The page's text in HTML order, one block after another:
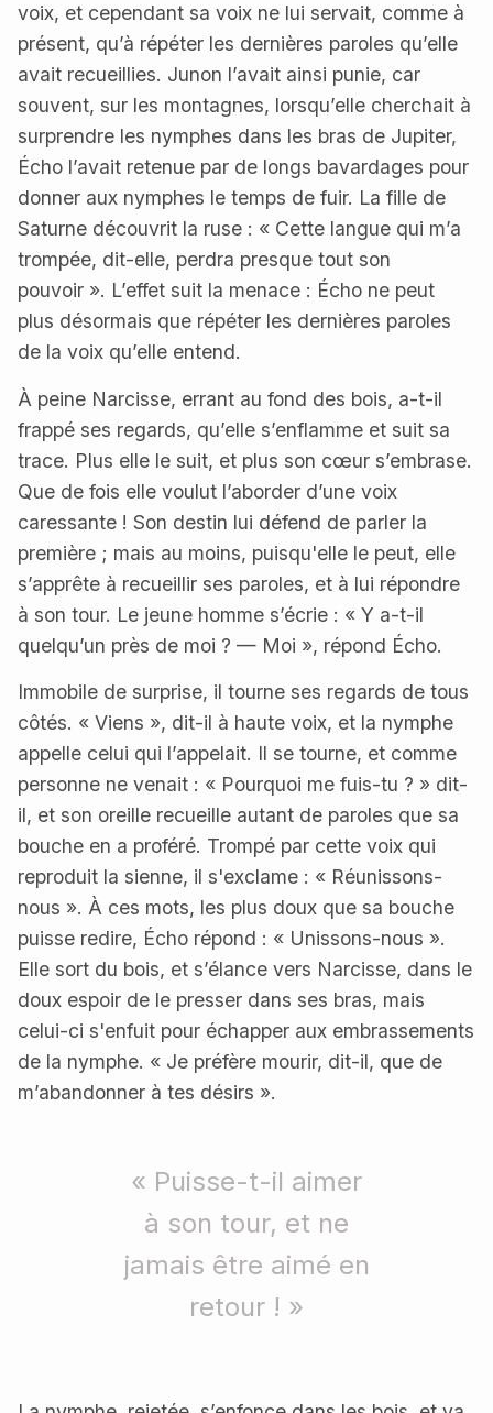
voix, et cependant sa voix ne lui servait, comme à
présent, qu’à répéter les dernières paroles qu’elle
avait recueillies. Junon l’avait ainsi punie, car
souvent, sur les montagnes, lorsqu’elle cherchait à
surprendre les nymphes dans les bras de Jupiter,
Écho l’avait retenue par de longs bavardages pour
donner aux nymphes le temps de fuir. La fille de
Saturne découvrit la ruse : « Cette langue qui m’a
trompée, dit-elle, perdra presque tout son
pouvoir ». L’effet suit la menace : Écho ne peut
plus désormais que répéter les dernières paroles
de la voix qu’elle entend.
À peine Narcisse, errant au fond des bois, a-t-il
frappé ses regards, qu’elle s’enflamme et suit sa
trace. Plus elle le suit, et plus son cœur s’embrase.
Que de fois elle voulut l’aborder d’une voix
caressante ! Son destin lui défend de parler la
première ; mais au moins, puisqu'elle le peut, elle
s’apprête à recueillir ses paroles, et à lui répondre
à son tour. Le jeune homme s’écrie : « Y a-t-il
quelqu’un près de moi ? — Moi », répond Écho.
Immobile de surprise, il tourne ses regards de tous
côtés. « Viens », dit-il à haute voix, et la nymphe
appelle celui qui l’appelait. Il se tourne, et comme
personne ne venait : « Pourquoi me fuis-tu ? » dit-
il, et son oreille recueille autant de paroles que sa
bouche en a proféré. Trompé par cette voix qui
reproduit la sienne, il s'exclame : « Réunissons-
nous ». À ces mots, les plus doux que sa bouche
puisse redire, Écho répond : « Unissons-nous ».
Elle sort du bois, et s’élance vers Narcisse, dans le
doux espoir de le presser dans ses bras, mais
celui-ci s'enfuit pour échapper aux embrassements
de la nymphe. « Je préfère mourir, dit-il, que de
m’abandonner à tes désirs ».
« Puisse-t-il aimer
à son tour, et ne
jamais être aimé en
retour ! »